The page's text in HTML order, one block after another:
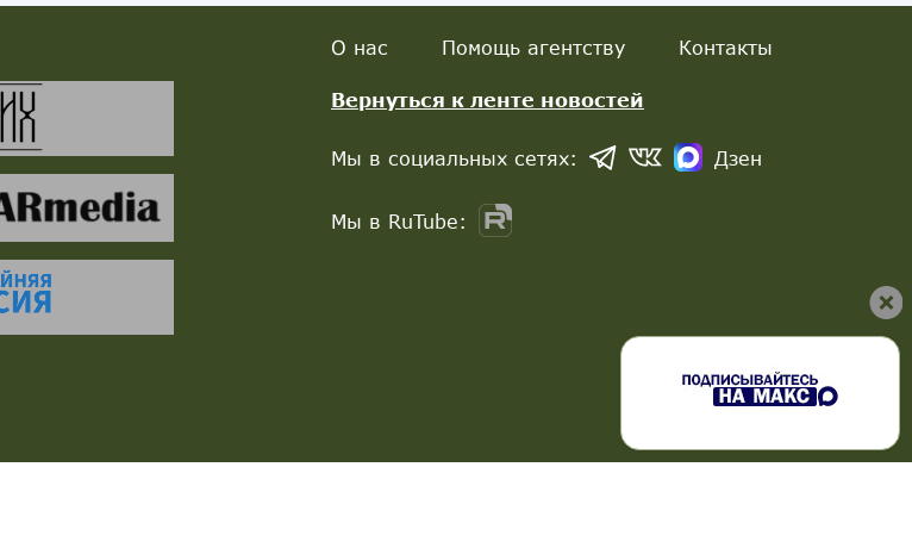
О нас Помощь агентству Контакты
Вернуться к ленте новостей
Мы в социальных сетях: Дзен
Мы в RuTube: